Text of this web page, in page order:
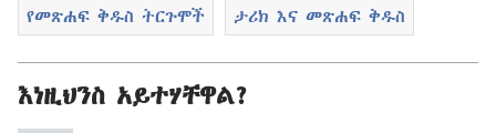
የመጽሐፍ ቅዱስ ትርጉሞች ታሪክ እና መጽሐፍ ቅዱስ
እነዚህንስ አይተሃቸዋል?